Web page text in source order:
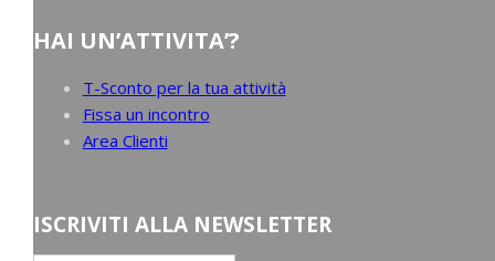
HAI UN’ATTIVITA’?
T-Sconto per la tua attività
Fissa un incontro
Area Clienti
ISCRIVITI ALLA NEWSLETTER